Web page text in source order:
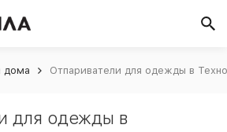
дома Отпариватели для одежды в
для одежды в